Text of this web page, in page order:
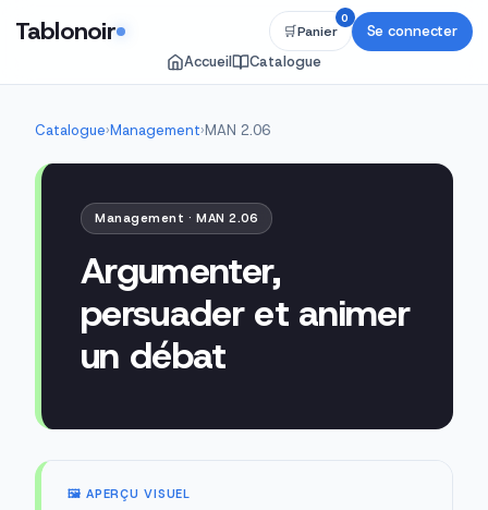
Tablonoir
Accueil Catalogue
🛒Panier
0
Se connecter
Catalogue›Management›MAN 2.06
Management · MAN 2.06
Argumenter,
persuader et animer
un débat
🖼️ APERÇU VISUEL